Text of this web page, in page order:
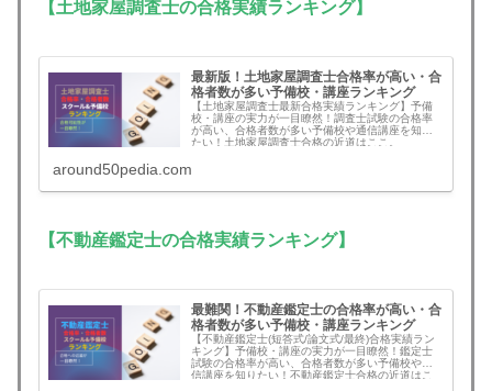
【土地家屋調査士の合格実績ランキング】
最新版！土地家屋調査士合格率が高い・合
格者数が多い予備校・講座ランキング
【土地家屋調査士最新合格実績ランキング】予備
校・講座の実力が一目瞭然！調査士試験の合格率
が高い、合格者数が多い予備校や通信講座を知り
たい！土地家屋調査士合格の近道はここ。
around50pedia.com
【不動産鑑定士の合格実績ランキング】
最難関！不動産鑑定士の合格率が高い・合
格者数が多い予備校・講座ランキング
【不動産鑑定士(短答式/論文式/最終)合格実績ラン
キング】予備校・講座の実力が一目瞭然！鑑定士
試験の合格率が高い、合格者数が多い予備校や通
信講座を知りたい！不動産鑑定士合格の近道はこ